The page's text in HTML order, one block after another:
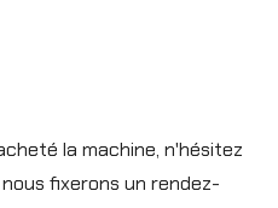
la machine, n'hésitez
fixerons un rendez-